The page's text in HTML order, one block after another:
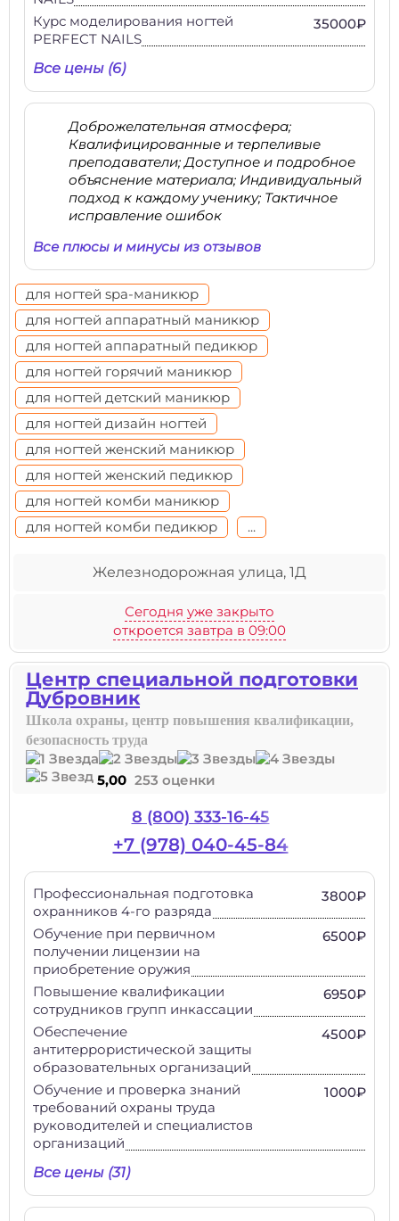
Курс моделирования ногтей
PERFECT NAILS
35000₽
Все цены (6)
Доброжелательная атмосфера;
Квалифицированные и терпеливые
преподаватели; Доступное и подробное
объяснение материала; Индивидуальный
подход к каждому ученику; Тактичное
исправление ошибок
Все плюсы и минусы из отзывов
для ногтей spa-маникюр
для ногтей аппаратный маникюр
для ногтей аппаратный педикюр
для ногтей горячий маникюр
для ногтей детский маникюр
для ногтей дизайн ногтей
для ногтей женский маникюр
для ногтей женский педикюр
для ногтей комби маникюр
для ногтей комби педикюр
...
Железнодорожная улица, 1Д
Сегодня уже закрыто
откроется завтра в 09:00
Центр специальной подготовки
Дубровник
Школа охраны, центр повышения квалификации,
безопасность труда
5,00 253 оценки
8 (800) 333-16-45
+7 (978) 040-45-84
Профессиональная подготовка
охранников 4-го разряда
3800₽
Обучение при первичном
получении лицензии на
приобретение оружия
6500₽
Повышение квалификации
сотрудников групп инкассации
6950₽
Обеспечение
антитеррористической защиты
образовательных организаций
4500₽
Обучение и проверка знаний
требований охраны труда
руководителей и специалистов
организаций
1000₽
Все цены (31)